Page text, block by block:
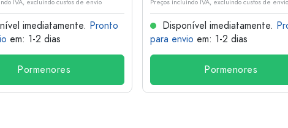
IVA, excluindo custos de envio
imediatamente. Pronto
em: 1-2 dias
Pormenores
Preços incluindo IVA, excluindo custos de envio
Disponível imediatamente.
para envio em: 1-2 dias
Pormenores